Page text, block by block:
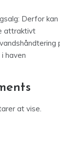
Derfor
attraktivt
haven
at vise.